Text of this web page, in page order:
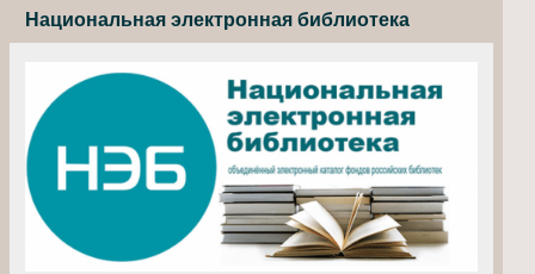
Национальная электронная библиотека